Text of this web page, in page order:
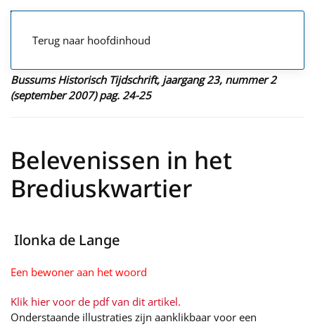
Terug naar hoofdinhoud
Bussums Historisch Tijdschrift, jaargang 23, nummer 2
(september 2007) pag. 24-25
Belevenissen in het
Brediuskwartier
Ilonka de Lange
Een bewoner aan het woord
Klik hier voor de pdf van dit artikel.
Onderstaande illustraties zijn aanklikbaar voor een